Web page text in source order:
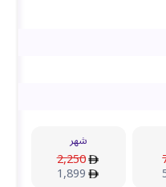
شهر
2,250
1,899